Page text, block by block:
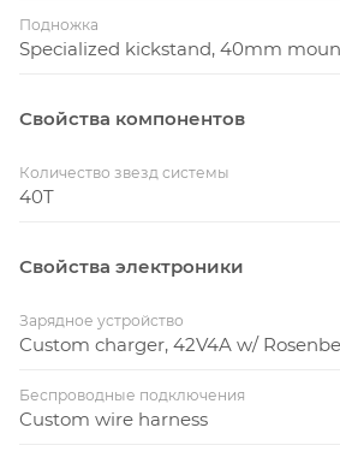
Подножка
Specialized kickstand, 40mm
Свойства компонентов
Количество звезд системы
40T
Свойства электроники
Зарядное устройство
Custom charger, 42V4A w/
Беспроводные подключения
Custom wire harness